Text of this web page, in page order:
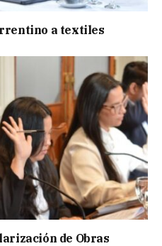
a textiles
de Obras